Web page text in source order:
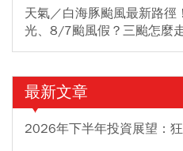
天氣／白海豚颱風最新路徑
光、8/7颱風假？三颱怎麼
最新文章
2026年下半年投資展望：